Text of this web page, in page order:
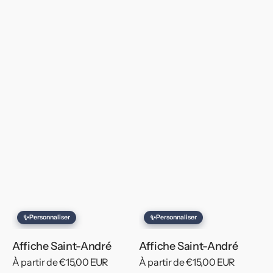
✨Personnaliser
Affiche Saint-André
Prix
À partir de €15,00 EUR
✨Personnaliser
Affiche Saint-André
Prix
À partir de €15,00 EUR